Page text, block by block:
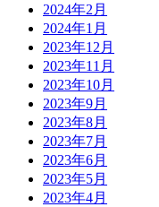
2024年2月
2024年1月
2023年12月
2023年11月
2023年10月
2023年9月
2023年8月
2023年7月
2023年6月
2023年5月
2023年4月